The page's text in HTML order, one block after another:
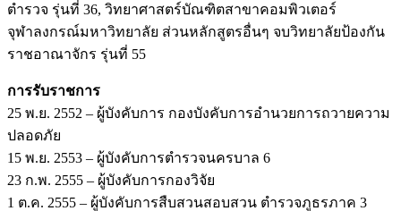
ตำรวจ รุ่นที่ 36, วิทยาศาสตร์บัณฑิตสาขาคอมพิวเตอร์
จุฬาลงกรณ์มหาวิทยาลัย ส่วนหลักสูตรอื่นๆ จบวิทยาลัยป้องกัน
ราชอาณาจักร รุ่นที่ 55
การรับราชการ
25 พ.ย. 2552 – ผู้บังคับการ กองบังคับการอำนวยการถวายความ
ปลอดภัย
15 พ.ย. 2553 – ผู้บังคับการตำรวจนครบาล 6
23 ก.พ. 2555 – ผู้บังคับการกองวิจัย
1 ต.ค. 2555 – ผู้บังคับการสืบสวนสอบสวน ตำรวจภูธรภาค 3